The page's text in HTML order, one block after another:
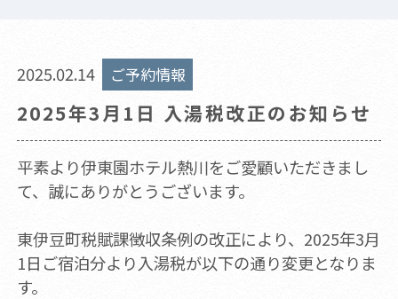
2025.02.14 ご予約情報
2025年3月1日 入湯税改正のお知らせ
平素より伊東園ホテル熱川をご愛顧いただきまし
て、誠にありがとうございます。
東伊豆町税賦課徴収条例の改正により、2025年3月
1日ご宿泊分より入湯税が以下の通り変更となりま
す。